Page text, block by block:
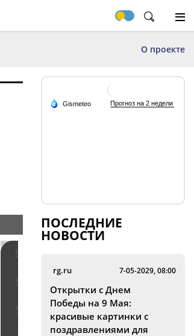
О проекте
ПОСЛЕДНИЕ
НОВОСТИ
rg.ru 7-05-2029, 08:00
Открытки с Днем
Победы на 9 Мая:
красивые картинки с
поздравлениями для